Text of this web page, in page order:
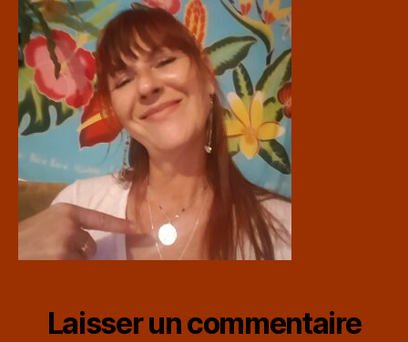
Laisser un commentaire